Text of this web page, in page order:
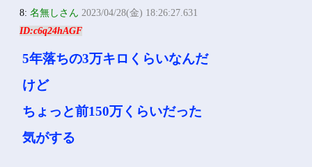
8:名無しさん 2023/04/28(金) 18:26:27.631
ID:c6q24hAGF
5年落ちの3万キロくらいなんだ
けど
ちょっと前150万くらいだった
気がする